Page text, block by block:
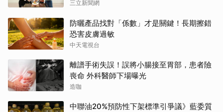
三立新聞網
防曬產品找對「係數」才是關鍵！長期擦錯
恐害皮膚過敏
中天電視台
離譜手術失誤！誤將小腸接至胃部，患者險
喪命 外科醫師下場曝光
造咖
中聯油20%預防性下架標準引爭議》藍委質